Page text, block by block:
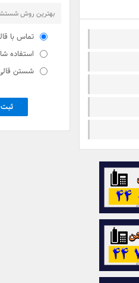
بهترین روش
تماس با
استفاده
شستن
ثبت